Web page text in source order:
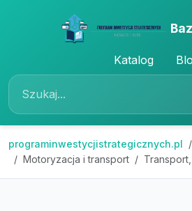
Katalog
programinwestycjistrategicznych.pl
Motoryzacja i transport